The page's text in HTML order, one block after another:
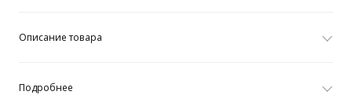
Описание товара
Подробнее